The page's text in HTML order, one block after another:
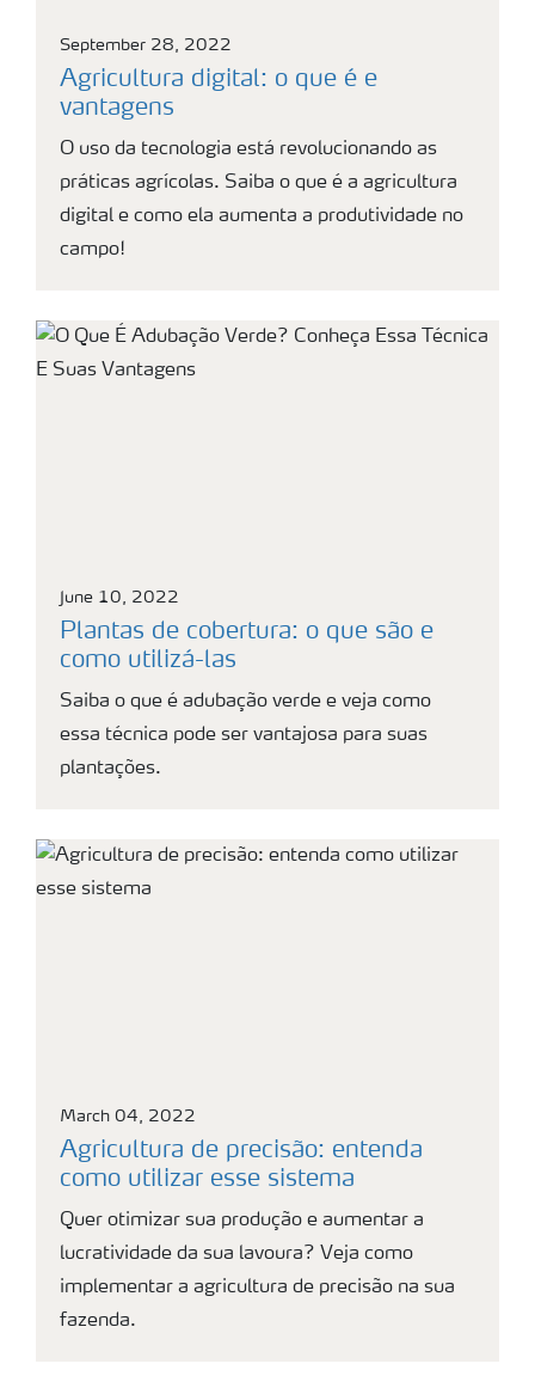
September 28, 2022
Agricultura digital: o que é e
vantagens
O uso da tecnologia está revolucionando as
práticas agrícolas. Saiba o que é a agricultura
digital e como ela aumenta a produtividade no
campo!
June 10, 2022
Plantas de cobertura: o que são e
como utilizá-las
Saiba o que é adubação verde e veja como
essa técnica pode ser vantajosa para suas
plantações.
March 04, 2022
Agricultura de precisão: entenda
como utilizar esse sistema
Quer otimizar sua produção e aumentar a
lucratividade da sua lavoura? Veja como
implementar a agricultura de precisão na sua
fazenda.